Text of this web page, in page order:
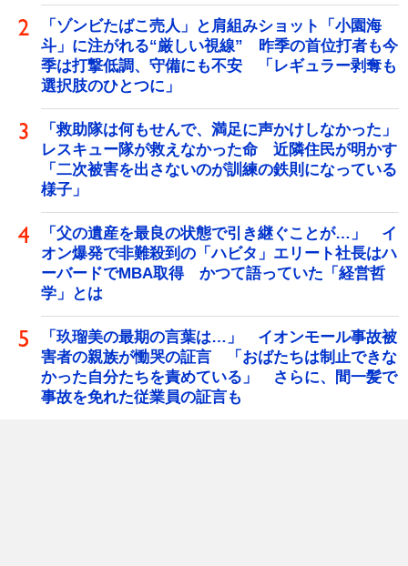
「ゾンビたばこ売人」と肩組みショット「小園海
斗」に注がれる“厳しい視線” 昨季の首位打者も今
季は打撃低調、守備にも不安 「レギュラー剥奪も
選択肢のひとつに」
「救助隊は何もせんで、満足に声かけしなかった」
レスキュー隊が救えなかった命 近隣住民が明かす
「二次被害を出さないのが訓練の鉄則になっている
様子」
「父の遺産を最良の状態で引き継ぐことが…」 イ
オン爆発で非難殺到の「ハビタ」エリート社長はハ
ーバードでMBA取得 かつて語っていた「経営哲
学」とは
「玖瑠美の最期の言葉は…」 イオンモール事故被
害者の親族が慟哭の証言 「おばたちは制止できな
かった自分たちを責めている」 さらに、間一髪で
事故を免れた従業員の証言も